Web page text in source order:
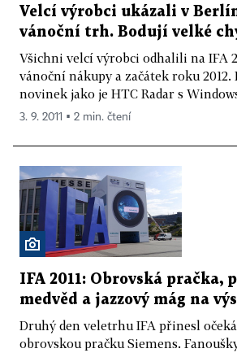
Velcí výrobci ukázali v
vánoční trh. Bodují velké
Všichni velcí výrobci odhalili na IFA
vánoční nákupy a začátek roku
novinek jako je HTC Radar s
3. 9. 2011 ▪ 2 min. čtení
IFA 2011: Obrovská pračka,
medvěd a jazzový mág na
Druhý den veletrhu IFA přinesl
obrovskou pračku Siemens.